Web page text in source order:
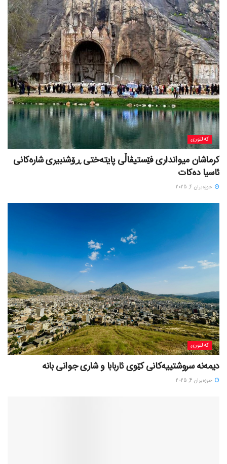
کەلتوری
کرماشان میوانداری فێستیڤاڵی پایتەختی ڕۆشنبیری شارەکانی
ئاسیا دەکات
حوزه‌یران 4, 2025
کەلتوری
حوزه‌یران 4, 2025